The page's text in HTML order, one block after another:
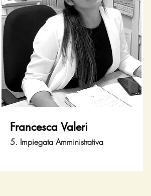
Francesca Valeri
5. Impiegata Amministrativa